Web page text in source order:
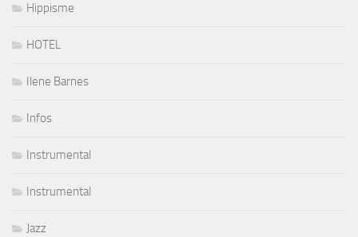
Hippisme
HOTEL
Ilene Barnes
Infos
Instrumental
Instrumental
Jazz